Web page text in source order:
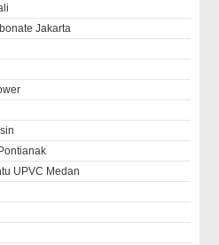
Jakarta
UPVC Medan